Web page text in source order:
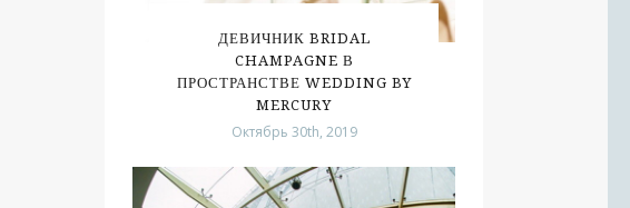
ДЕВИЧНИК BRIDAL
CHAMPAGNE В
ПРОСТРАНСТВЕ WEDDING BY
MERCURY
Октябрь 30th, 2019